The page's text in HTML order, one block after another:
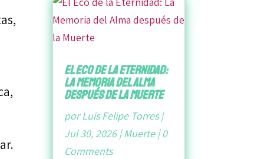
El Eco de la Eternidad:
La Memoria del Alma
después de la Muerte
porLuis Felipe Torres|
Jul 30, 2026|Muerte|0
Comments